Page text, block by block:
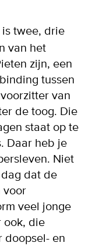
twee, drie
van het
zijn, een
tussen
van
de toog. Die
staat op te
Daar heb je
Niet
dat de
voor
veel jonge
ook, die
doopsel- en